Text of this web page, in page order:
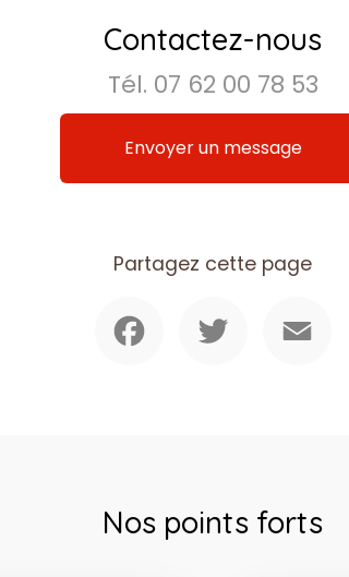
Contactez-nous
Tél. 07 62 00 78 53
Envoyer un message
Partagez cette page
Nos points forts